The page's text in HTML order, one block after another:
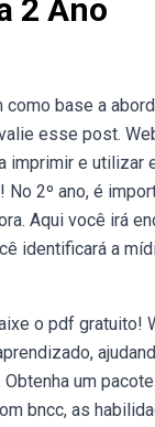
2 Ano
base a
esse post.
imprimir e utilizar
2º ano, é
Aqui você irá
identificará a
o pdf gratuito!
um
bncc, as